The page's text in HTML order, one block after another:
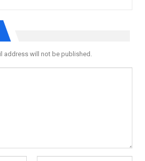
address will not be published.